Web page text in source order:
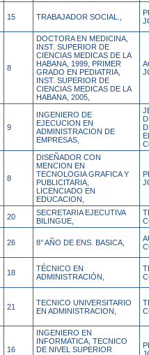
15 TRABAJADOR SOCIAL.,
8
DOCTORA EN MEDICINA,
INST. SUPERIOR DE
CIENCIAS MEDICAS DE LA
HABANA, 1999, PRIMER
GRADO EN PEDIATRIA,
INST. SUPERIOR DE
CIENCIAS MEDICAS DE LA
HABANA, 2005,
9
INGENIERO DE
EJECUCION EN
ADMINISTRACION DE
EMPRESAS,
8
DISEÑADOR CON
MENCION EN
TECNOLOGIA GRAFICA Y
PUBLICITARIA,
LICENCIADO EN
EDUCACION,
20
SECRETARIA EJECUTIVA
BILINGUE,
26 8° AÑO DE ENS. BASICA,
18
TÉCNICO EN
ADMINISTRACIÓN,
21
TECNICO UNIVERSITARIO
EN ADMINISTRACION,
16
INGENIERO EN
INFORMATICA, TECNICO
DE NIVEL SUPERIOR